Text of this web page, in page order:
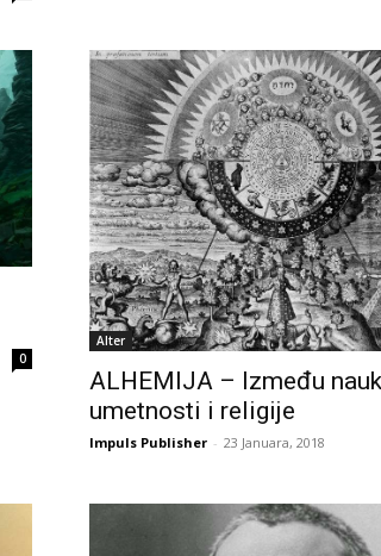
0
Alter
ALHEMIJA – Između
umetnosti i religije
Impuls Publisher - 23 Januara, 2018